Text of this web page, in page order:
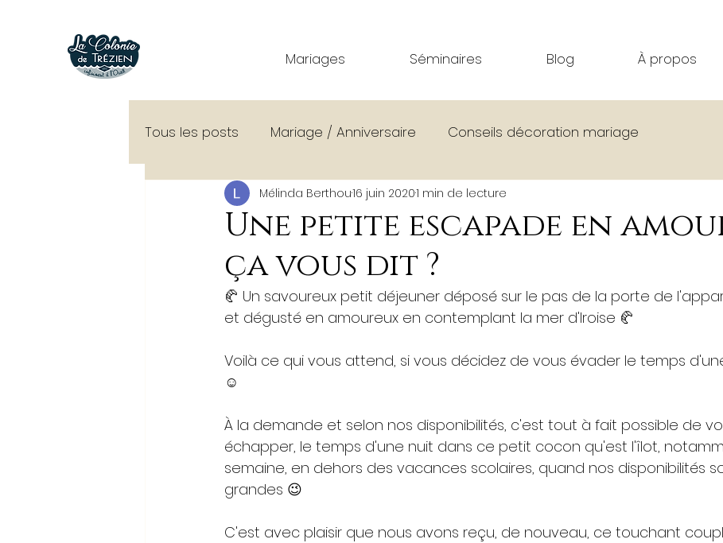
Mariages Séminaires Blog À propos
Tous les posts Mariage / Anniversaire Conseils décoration mariage
Conseils organisation mariage Bar Effet Mer
Découverte de La Colonie La vie à La Colonie
Shooting
Une petite escapade en
ça vous dit ?
Mélinda Berthou16 juin 20201 min de lecture
🥐 Un savoureux petit déjeuner déposé sur le pas de la porte de
et dégusté en amoureux en contemplant la mer d'Iroise 🥐
Voilà ce qui vous attend, si vous décidez de vous évader le temps
☺️
À la demande et selon nos disponibilités, c'est tout à fait possible de
échapper, le temps d'une nuit dans ce petit cocon qu'est l'îlot,
semaine, en dehors des vacances scolaires, quand nos disponibilités
grandes 😉
C'est avec plaisir que nous avons reçu, de nouveau, ce touchant